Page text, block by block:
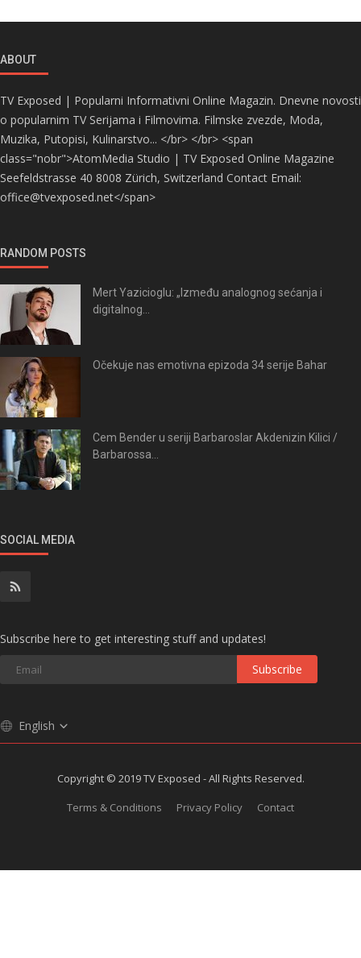
ABOUT
TV Exposed | Popularni Informativni Online Magazin. Dnevne novosti
o popularnim TV Serijama i Filmovima. Filmske zvezde, Moda,
Muzika, Putopisi, Kulinarstvo... </br> </br> <span
class="nobr">AtomMedia Studio | TV Exposed Online Magazine
Seefeldstrasse 40 8008 Zürich, Switzerland Contact Email:
office@tvexposed.net</span>
RANDOM POSTS
Mert Yazicioglu: „Između analognog sećanja i
digitalnog...
Očekuje nas emotivna epizoda 34 serije Bahar
Cem Bender u seriji Barbaroslar Akdenizin Kilici /
Barbarossa...
SOCIAL MEDIA
Subscribe here to get interesting stuff and updates!
Subscribe
English
Copyright © 2019 TV Exposed - All Rights Reserved.
Terms & Conditions
Privacy Policy Contact